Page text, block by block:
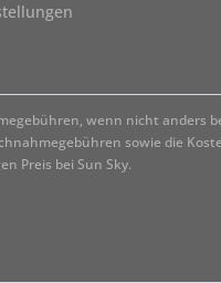
wenn nicht anders
sowie die
Preis bei Sun Sky.